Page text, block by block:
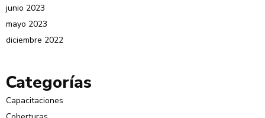
junio 2023
mayo 2023
diciembre 2022
Categorías
Capacitaciones